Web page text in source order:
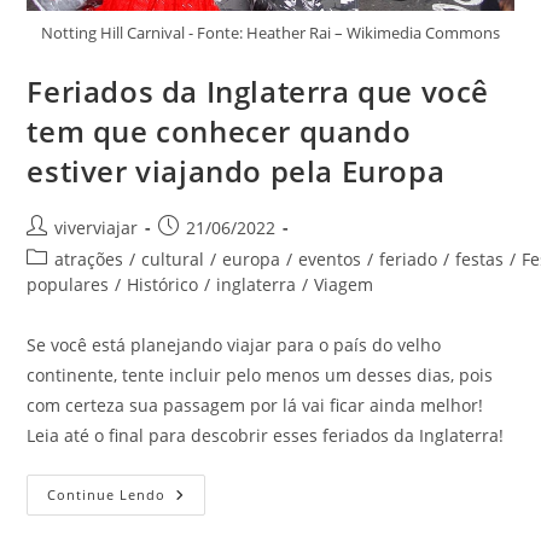
Notting Hill Carnival - Fonte: Heather Rai – Wikimedia Commons
Feriados da Inglaterra que você
tem que conhecer quando
estiver viajando pela Europa
Autor
do
post:
viverviajar
Post
publicado:
21/06/2022
Categoria
do
atrações / cultural / europa / eventos / feriado / festas /
populares / Histórico / inglaterra / Viagem
Se você está planejando viajar para o país do velho
continente, tente incluir pelo menos um desses dias, pois
com certeza sua passagem por lá vai ficar ainda melhor!
Leia até o final para descobrir esses feriados da Inglaterra!
Continue Lendo Feriados
Da